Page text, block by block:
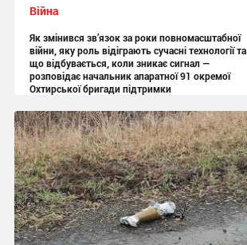
Війна
Як змінився зв’язок за роки повномасштабної
війни, яку роль відіграють сучасні технології та
що відбувається, коли зникає сигнал —
розповідає начальник апаратної 91 окремої
Охтирської бригади підтримки
13:05 вчора